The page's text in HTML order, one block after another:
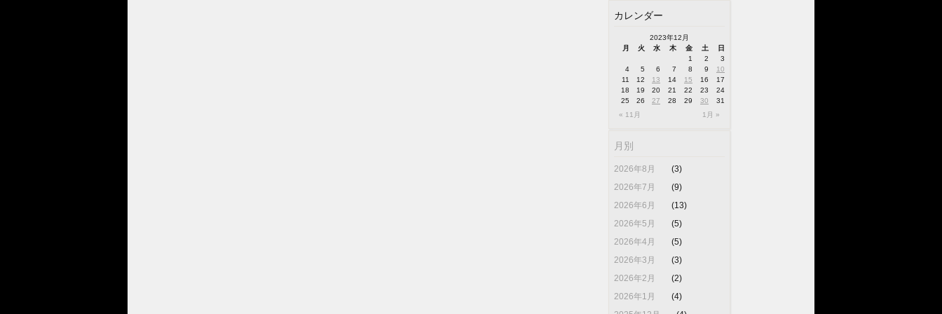
カレンダー
2023年12月
月
火 水 木 金 土 日
« 11月 1月 »
1 2
3
4
5 6 7 8 9
10
11
12 13 14 15 16
17
18
19 20 21 22 23
24
25
26 27 28 29 30 31
月別
2026年8月
(3)
2026年7月
(9)
2026年6月
(13)
2026年5月
(5)
2026年4月
(5)
2026年3月
(3)
2026年2月
(2)
2026年1月
(4)